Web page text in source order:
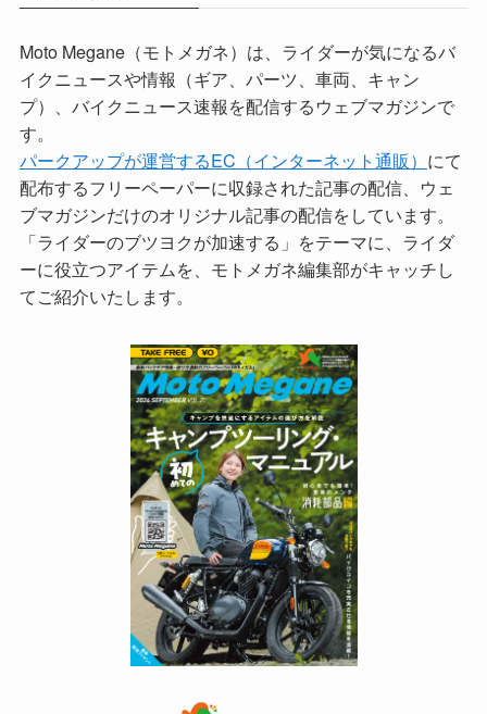
Moto Megane（モトメガネ）は、ライダーが気になるバ
イクニュースや情報（ギア、パーツ、車両、キャン
プ）、バイクニュース速報を配信するウェブマガジンで
す。
パークアップが運営するEC（インターネット通販） にて
配布するフリーペーパーに収録された記事の配信、ウェ
ブマガジンだけのオリジナル記事の配信をしています。
「ライダーのブツヨクが加速する」をテーマに、ライダ
ーに役立つアイテムを、モトメガネ編集部がキャッチし
てご紹介いたします。